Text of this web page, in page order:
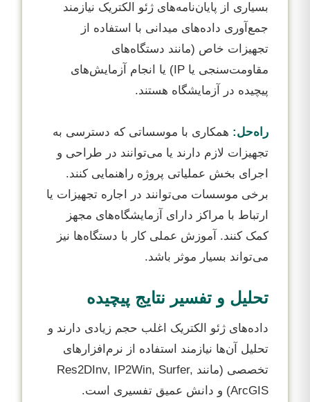
بسیاری از پایان‌نامه‌های ژئو الکتریک نیازمند
جمع‌آوری داده‌های میدانی با استفاده از
تجهیزات خاص (مانند دستگاه‌های
مقاومت‌سنجی یا IP) یا انجام آزمایش‌های
پیچیده در آزمایشگاه هستند.
راه‌حل: همکاری با موسساتی که دسترسی به
تجهیزات لازم دارند یا می‌توانند در طراحی و
اجرای بخش عملیاتی پروژه راهنمایی کنند.
برخی موسسات می‌توانند در اجاره تجهیزات یا
ارتباط با مراکز دارای آزمایشگاه‌های مجهز
کمک کنند. آموزش عملی کار با دستگاه‌ها نیز
می‌تواند بسیار موثر باشد.
تحلیل و تفسیر نتایج پیچیده
داده‌های ژئو الکتریک اغلب حجم زیادی دارند و
تحلیل آن‌ها نیازمند استفاده از نرم‌افزارهای
تخصصی (مانند Res2DInv, IP2Win, Surfer,
ArcGIS) و دانش عمیق تفسیری است.